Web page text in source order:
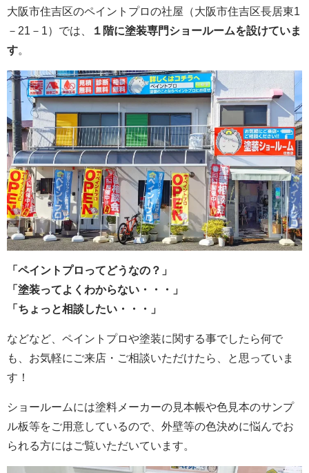
大阪市住吉区のペイントプロの社屋（大阪市住吉区長居東1
－21－1）では、
１階に塗装専門ショールームを設けていま
す。
「ペイントプロってどうなの？」
「塗装ってよくわからない・・・」
「ちょっと相談したい・・・」
などなど、ペイントプロや塗装に関する事でしたら何で
も、お気軽にご来店・ご相談いただけたら、と思っていま
す！
ショールームには塗料メーカーの見本帳や色見本のサンプ
ル板等をご用意しているので、外壁等の色決めに悩んでお
られる方にはご覧いただいています。